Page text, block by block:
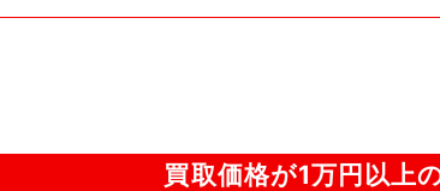
買取価格が1万円以上